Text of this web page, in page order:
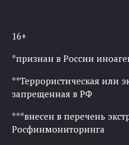
записям
16+
*признан в России
**Террористическая или
запрещенная в РФ
***внесен в перечень
Росфинмониторинга